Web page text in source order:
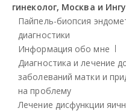
гинеколог, Москва и
Пайпель-биопсия
диагностики
Информация обо мне
Диагностика и лечение
заболеваний матки и
на проблему
Лечение дисфункции